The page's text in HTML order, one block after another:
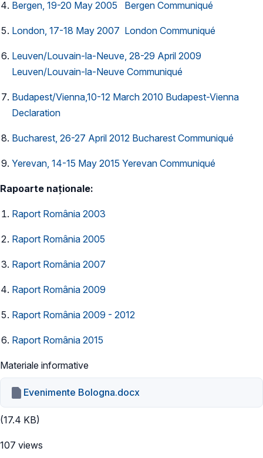
Bergen, 19-20 May 2005 Bergen Communiqué
London, 17-18 May 2007 London Communiqué
Leuven/Louvain-la-Neuve, 28-29 April 2009
Leuven/Louvain-la-Neuve Communiqué
Budapest/Vienna,10-12 March 2010 Budapest-Vienna
Declaration
Bucharest, 26-27 April 2012 Bucharest Communiqué
Yerevan, 14-15 May 2015 Yerevan Communiqué
Rapoarte naționale:
Raport România 2003
Raport România 2005
Raport România 2007
Raport România 2009
Raport România 2009 - 2012
Raport România 2015
Materiale informative
Evenimente Bologna.docx
(17.4 KB)
107 views